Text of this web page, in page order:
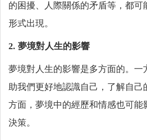
的困擾、人際關係的矛盾等，都可
形式出現。
2. 夢境對人生的影響
夢境對人生的影響是多方面的。一
助我們更好地認識自己，了解自己
方面，夢境中的經歷和情感也可能
決策。